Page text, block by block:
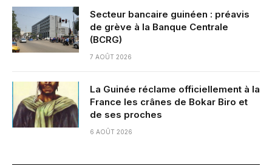
Secteur bancaire guinéen : préavis
de grève à la Banque Centrale
(BCRG)
7 AOÛT 2026
La Guinée réclame officiellement à la
France les crânes de Bokar Biro et
de ses proches
6 AOÛT 2026